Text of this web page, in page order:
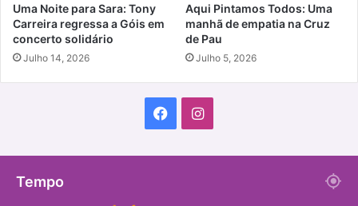
Uma Noite para Sara: Tony
Carreira regressa a Góis em
concerto solidário
Julho 14, 2026
Aqui Pintamos Todos: Uma
manhã de empatia na Cruz
de Pau
Julho 5, 2026
FacebookInstagram
Tempo